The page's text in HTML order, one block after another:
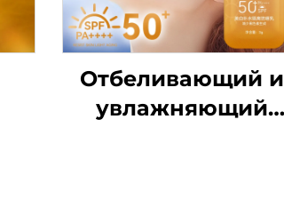
Отбеливающий и
увлажняющий